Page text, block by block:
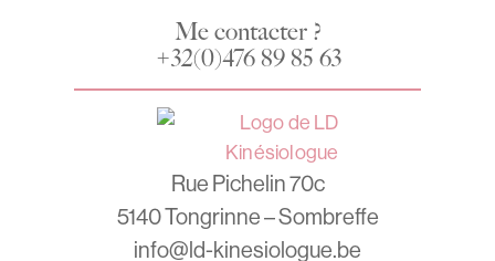
Me contacter ?
+32(0)476 89 85 63
Rue Pichelin 70c
5140 Tongrinne – Sombreffe
info@ld-kinesiologue.be